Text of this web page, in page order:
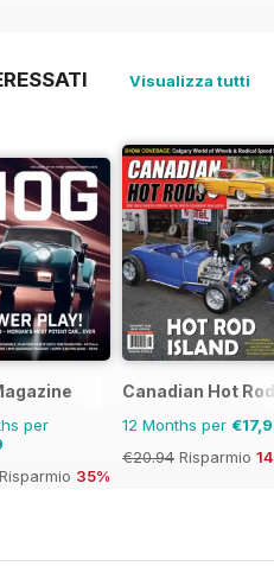
Visualizza tutti
per
Risparmio 35%
Canadian Hot
12 Months per
€20.94 Risparmio